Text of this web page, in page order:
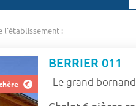
l'établissement :
BERRIER 011
- Le grand bornand